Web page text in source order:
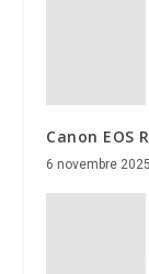
Canon EOS
6 novembre 2025